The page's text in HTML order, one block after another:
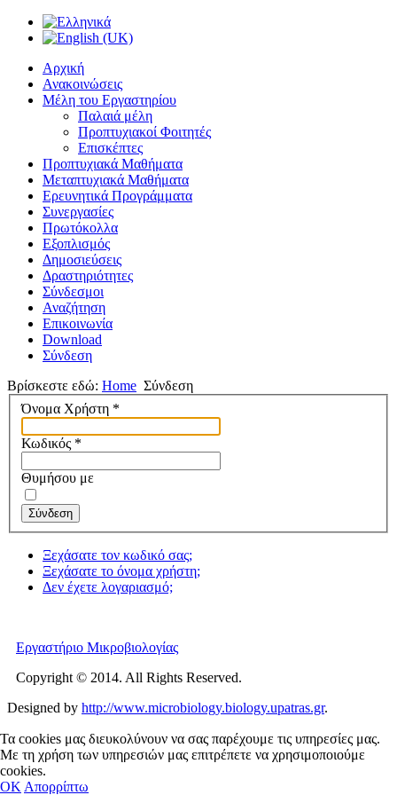
Αρχική
Ανακοινώσεις
Μέλη του Εργαστηρίου
Παλαιά μέλη
Προπτυχιακοί Φοιτητές
Επισκέπτες
Προπτυχιακά Μαθήματα
Μεταπτυχιακά Μαθήματα
Ερευνητικά Προγράμματα
Συνεργασίες
Πρωτόκολλα
Εξοπλισμός
Δημοσιεύσεις
Δραστηριότητες
Σύνδεσμοι
Αναζήτηση
Επικοινωνία
Download
Σύνδεση
Βρίσκεστε εδώ: Home Σύνδεση
Όνομα Χρήστη *
Κωδικός *
Θυμήσου με
Σύνδεση
Ξεχάσατε τον κωδικό σας;
Ξεχάσατε το όνομα χρήστη;
Δεν έχετε λογαριασμό;
Εργαστήριο Μικροβιολογίας
Copyright © 2014. All Rights Reserved.
Designed by http://www.microbiology.biology.upatras.gr.
Τα cookies μας διευκολύνουν να σας παρέχουμε τις υπηρεσίες μας.
Με τη χρήση των υπηρεσιών μας επιτρέπετε να χρησιμοποιούμε
cookies.
OΚ Απορρίπτω